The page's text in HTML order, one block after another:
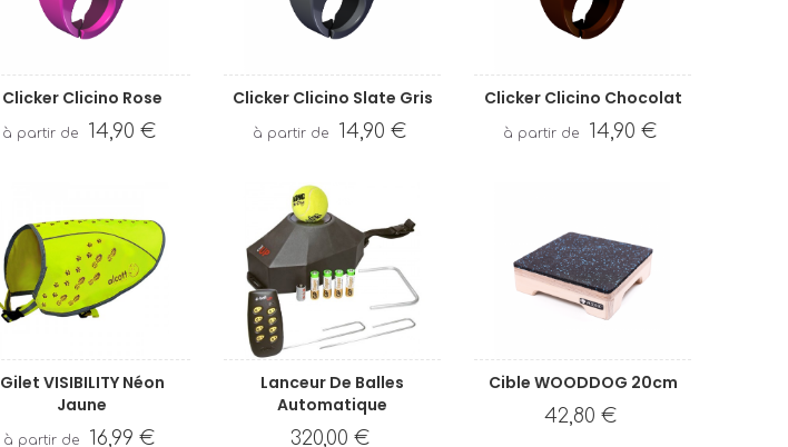
Clicker Clicino Rose
14,90 €
Clicker Clicino Slate Gris
14,90 €
Clicker Clicino Chocolat
14,90 €
Gilet VISIBILITY Néon
Jaune
16,99 €
Lanceur De Balles
Automatique
320,00 €
Cible WOODDOG 20cm
42,80 €